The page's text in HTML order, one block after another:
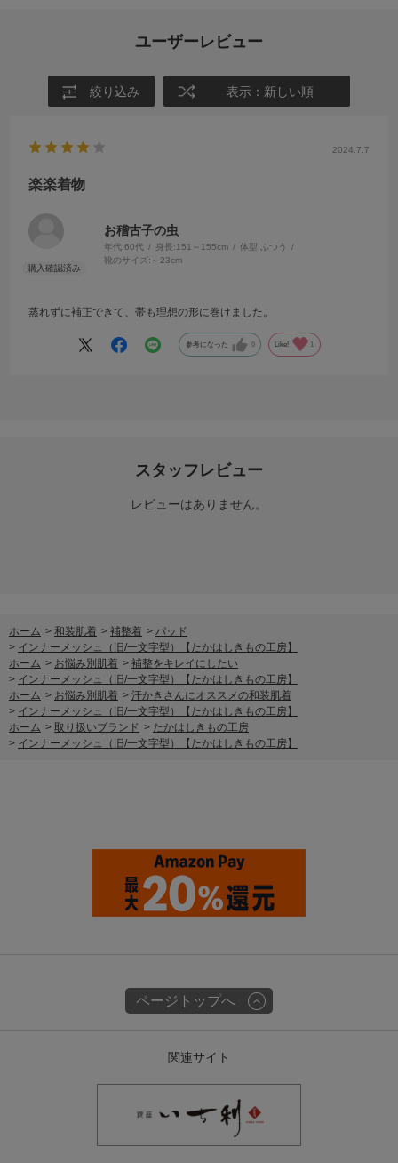
ユーザーレビュー
絞り込み 表示：新しい順
2024.7.7
楽楽着物
お稽古子の虫
年代:60代 身長:151～155cm 体型:ふつう
靴のサイズ: ～23cm
蒸れずに補正できて、帯も理想の形に巻けました。
参考になった 0 Like!
スタッフレビュー
レビューはありません。
ホーム > 和装肌着 > 補整着 > パッド
> インナーメッシュ（旧/一文字型）【たかはしきもの工房】
ホーム > お悩み別肌着 > 補整をキレイにしたい
> インナーメッシュ（旧/一文字型）【たかはしきもの工房】
ホーム > お悩み別肌着 > 汗かきさんにオススメの和装肌着
> インナーメッシュ（旧/一文字型）【たかはしきもの工房】
ホーム > 取り扱いブランド > たかはしきもの工房
> インナーメッシュ（旧/一文字型）【たかはしきもの工房】
ページトップへ
関連サイト